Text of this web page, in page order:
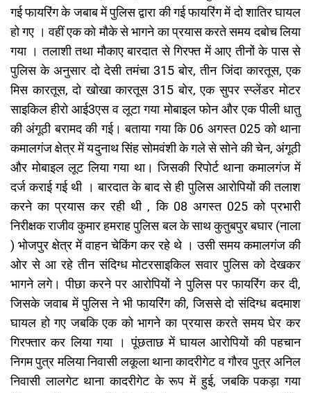
गई फायरिंग के जबाब में पुलिस द्वारा की गई फायरिंग में दो शातिर घायल
हो गए । वहीं एक को मौके से भागने का प्रयास करते समय दबोच लिया
गया । तलाशी तथा मौकाए बारदात से गिरफ्त में आए तीनों के पास से
पुलिस के अनुसार दो देसी तमंचा 315 बोर, तीन जिंदा कारतूस, एक
मिस कारतूस, दो खोखा कारतूस 315 बोर, एक सुपर स्प्लेंडर मोटर
साइकिल हीरो आई3एस व लूटा गया मोबाइल फोन और एक पीली धातु
की अंगूठी बरामद की गई। बताया गया कि 06 अगस्त 025 को थाना
कमालगंज क्षेत्र में यदुनाथ सिंह सोमवंशी के गले से सोने की चेन, अंगूठी
और मोबाइल लूट लिया गया था। जिसकी रिपोर्ट थाना कमालगंज में
दर्ज कराई गई थी । बारदात के बाद से ही पुलिस आरोपियों की तलाश
करने का प्रयास कर रही थी , कि 08 अगस्त 025 को प्रभारी
निरीक्षक राजीव कुमार हमराह पुलिस बल के साथ कुतुबपुर बघार (नाला
) भोजपुर क्षेत्र में वाहन चेकिंग कर रहे थे । उसी समय कमालगंज की
ओर से आ रहे तीन संदिग्ध मोटरसाइकिल सवार पुलिस को देखकर
भागने लगे। पीछा करने पर आरोपियों ने पुलिस पर फायरिंग कर दी,
जिसके जवाब में पुलिस ने भी फायरिंग की, जिससे दो संदिग्ध बदमाश
घायल हो गए जबकि एक को भागने का प्रयास करते समय घेर कर
गिरफ्तार कर लिया गया । पूंछताछ में घायल आरोपियों की पहचान
निगम पुत्र मलिया निवासी लकूला थाना कादरीगेट व गौरव पुत्र अनिल
निवासी लालगेट थाना कादरीगेट के रूप में हुई, जबकि पकड़ा गया